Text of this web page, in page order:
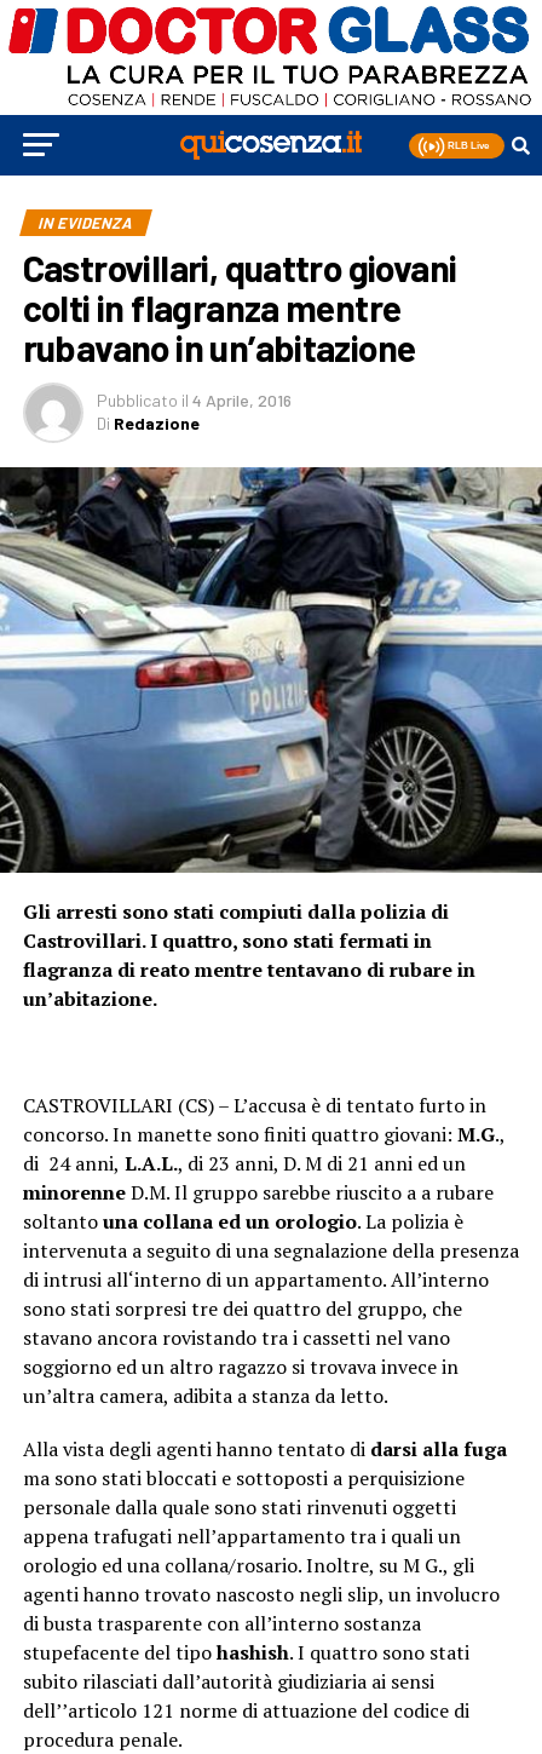
IN EVIDENZA
Castrovillari, quattro giovani
colti in flagranza mentre
rubavano in un’abitazione
Pubblicato il 4 Aprile, 2016
Di Redazione
Gli arresti sono stati compiuti dalla polizia di
Castrovillari. I quattro, sono stati fermati in
flagranza di reato mentre tentavano di rubare in
un’abitazione.
CASTROVILLARI (CS) – L’accusa è di tentato furto in
concorso. In manette sono finiti quattro giovani: M.G.,
di 24 anni, L.A.L., di 23 anni, D. M di 21 anni ed un
minorenneD.M. Il gruppo sarebbe riuscito a a rubare
soltantouna collana ed un orologio. La polizia è
intervenuta a seguito di una segnalazione della presenza
di intrusi all‘interno di un appartamento. All’interno
sono stati sorpresi tre dei quattro del gruppo, che
stavano ancora rovistando tra i cassetti nel vano
soggiorno ed un altro ragazzo si trovava invece in
un’altra camera, adibita a stanza da letto.
Alla vista degli agenti hanno tentato didarsi alla fuga
ma sono stati bloccati e sottoposti a perquisizione
personale dalla quale sono stati rinvenuti oggetti
appena trafugati nell’appartamento tra i quali un
orologio ed una collana/rosario. Inoltre, su M G., gli
agenti hanno trovato nascosto negli slip, un involucro
di busta trasparente con all’interno sostanza
stupefacente del tipohashish. I quattro sono stati
subito rilasciati dall’autorità giudiziaria ai sensi
dell’’articolo 121 norme di attuazione del codice di
procedura penale.